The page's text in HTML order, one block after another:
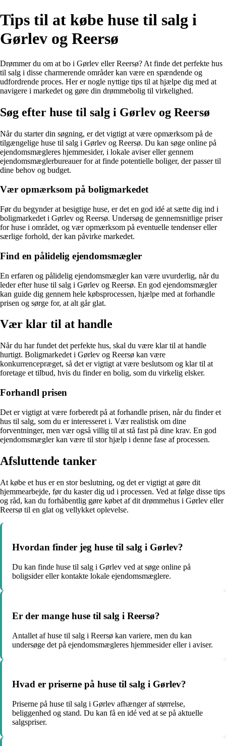
Tips til at købe huse til salg i
Gørlev og Reersø
Drømmer du om at bo i Gørlev eller Reersø? At finde det perfekte hus
til salg i disse charmerende områder kan være en spændende og
udfordrende proces. Her er nogle nyttige tips til at hjælpe dig med at
navigere i markedet og gøre din drømmebolig til virkelighed.
Søg efter huse til salg i Gørlev og Reersø
Når du starter din søgning, er det vigtigt at være opmærksom på de
tilgængelige huse til salg i Gørlev og Reersø. Du kan søge online på
ejendomsmægleres hjemmesider, i lokale aviser eller gennem
ejendomsmæglerbureauer for at finde potentielle boliger, der passer til
dine behov og budget.
Vær opmærksom på boligmarkedet
Før du begynder at besigtige huse, er det en god idé at sætte dig ind i
boligmarkedet i Gørlev og Reersø. Undersøg de gennemsnitlige priser
for huse i området, og vær opmærksom på eventuelle tendenser eller
særlige forhold, der kan påvirke markedet.
Find en pålidelig ejendomsmægler
En erfaren og pålidelig ejendomsmægler kan være uvurderlig, når du
leder efter huse til salg i Gørlev og Reersø. En god ejendomsmægler
kan guide dig gennem hele købsprocessen, hjælpe med at forhandle
prisen og sørge for, at alt går glat.
Vær klar til at handle
Når du har fundet det perfekte hus, skal du være klar til at handle
hurtigt. Boligmarkedet i Gørlev og Reersø kan være
konkurrencepræget, så det er vigtigt at være beslutsom og klar til at
foretage et tilbud, hvis du finder en bolig, som du virkelig elsker.
Forhandl prisen
Det er vigtigt at være forberedt på at forhandle prisen, når du finder et
hus til salg, som du er interesseret i. Vær realistisk om dine
forventninger, men vær også villig til at stå fast på dine krav. En god
ejendomsmægler kan være til stor hjælp i denne fase af processen.
Afsluttende tanker
At købe et hus er en stor beslutning, og det er vigtigt at gøre dit
hjemmearbejde, før du kaster dig ud i processen. Ved at følge disse tips
og råd, kan du forhåbentlig gøre købet af dit drømmehus i Gørlev eller
Reersø til en glat og vellykket oplevelse.
Hvordan finder jeg huse til salg i Gørlev?
Du kan finde huse til salg i Gørlev ved at søge online på
boligsider eller kontakte lokale ejendomsmæglere.
Er der mange huse til salg i Reersø?
Antallet af huse til salg i Reersø kan variere, men du kan
undersøge det på ejendomsmægleres hjemmesider eller i aviser.
Hvad er priserne på huse til salg i Gørlev?
Priserne på huse til salg i Gørlev afhænger af størrelse,
beliggenhed og stand. Du kan få en idé ved at se på aktuelle
salgspriser.